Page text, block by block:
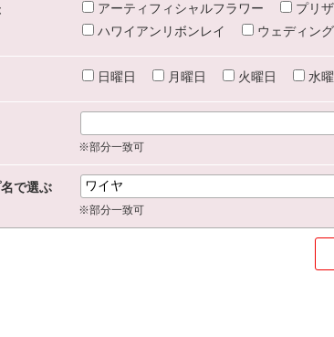
アーティフィシャルフラワー プリ
ハワイアンリボンレイ
ウェディン
日曜日 月曜日 火曜日 水
※部分一致可
で選ぶ
※部分一致可